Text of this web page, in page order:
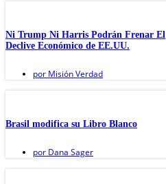
Ni Trump Ni Harris Podrán Frenar El
Declive Económico de EE.UU.
por Misión Verdad
Brasil modifica su Libro Blanco
por Dana Sager